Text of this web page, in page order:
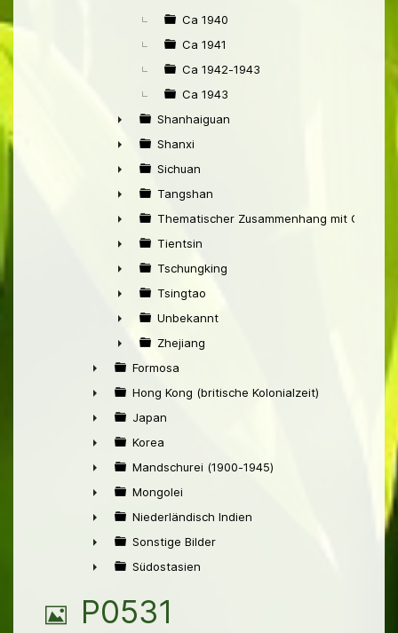
Ca 1940
Ca 1941
Ca 1942-1943
Ca 1943
►
Shanhaiguan
►
Shanxi
►
Sichuan
►
Tangshan
►
Thematischer Zusammenhang mit China
►
Tientsin
►
Tschungking
►
Tsingtao
►
Unbekannt
►
Zhejiang
►
Formosa
►
Hong Kong (britische Kolonialzeit)
►
Japan
►
Korea
►
Mandschurei (1900-1945)
►
Mongolei
►
Niederländisch Indien
►
Sonstige Bilder
Südostasien
B
P0531